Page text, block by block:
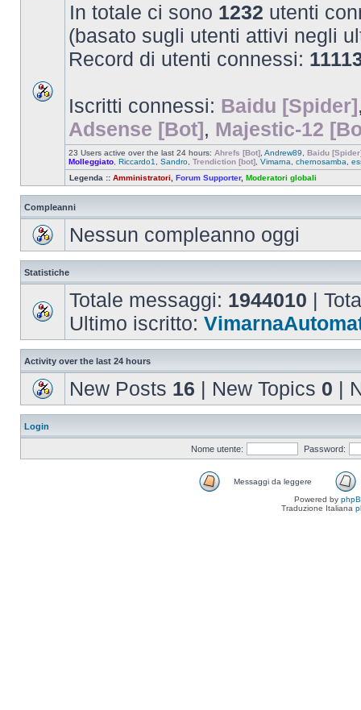
In totale ci sono 1232 utenti
(basato sugli utenti attivi negli
Record di utenti connessi:
Iscritti connessi: Baidu [Spider]
Adsense [Bot], Majestic-12
23 Users active over the last 24 hours: Ahrefs [Bot] Andrew89
Baidu
Molleggiato Riccardo1 Sandro Trendiction [bot] Vimarna chernosamba
Legenda :: Amministratori Forum Supporter, Moderatori globali
Compleanni
Nessun compleanno oggi
Statistiche
Totale messaggi: 1944010 |
Ultimo iscritto:
Activity over the last 24 hours
New Posts 16 | New Topics 0 |
Login
Nome utente: Password:
Messaggi da leggere
Powered by
Traduzione Italiana